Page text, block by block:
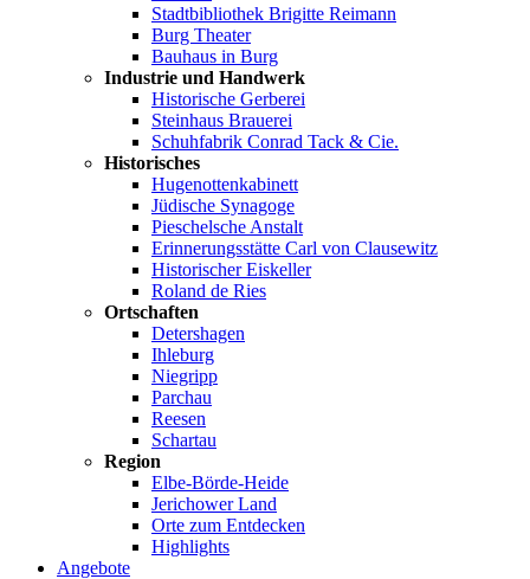
Stadtbibliothek Brigitte Reimann
Burg Theater
Bauhaus in Burg
Industrie und Handwerk
Historische Gerberei
Steinhaus Brauerei
Schuhfabrik Conrad Tack & Cie.
Historisches
Hugenottenkabinett
Jüdische Synagoge
Pieschelsche Anstalt
Erinnerungsstätte Carl von Clausewitz
Historischer Eiskeller
Roland de Ries
Ortschaften
Detershagen
Ihleburg
Niegripp
Parchau
Reesen
Schartau
Region
Elbe-Börde-Heide
Jerichower Land
Orte zum Entdecken
Highlights
Angebote